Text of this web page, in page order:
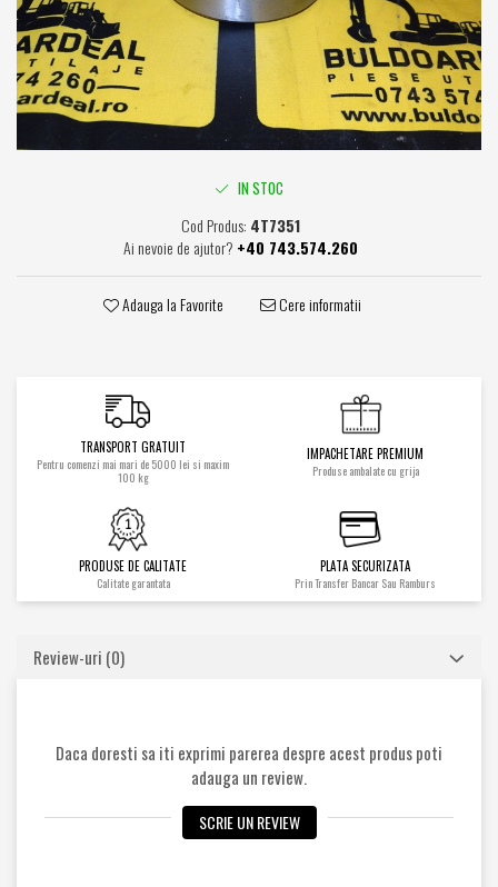
Caroserie / Cabina
Etansare
Garnituri
Simeringuri
Role
Stelute / Sprocket
Piese hidraulice
Pompe hidraulice
Diverse
Accesorii
Piese rotire / Brate
Sistem franare
IN STOC
Cod Produs: 4T7351
Ai nevoie de ajutor? +40 743.574.260
Adauga la Favorite Cere informatii
TRANSPORT GRATUIT
Pentru comenzi mai mari de 5000 lei si maxim
100 kg
IMPACHETARE PREMIUM
Produse ambalate cu grija
PRODUSE DE CALITATE
Calitate garantata
PLATA SECURIZATA
Prin Transfer Bancar Sau Ramburs
Review-uri (0)
Daca doresti sa iti exprimi parerea despre acest produs poti
adauga un review.
SCRIE UN REVIEW